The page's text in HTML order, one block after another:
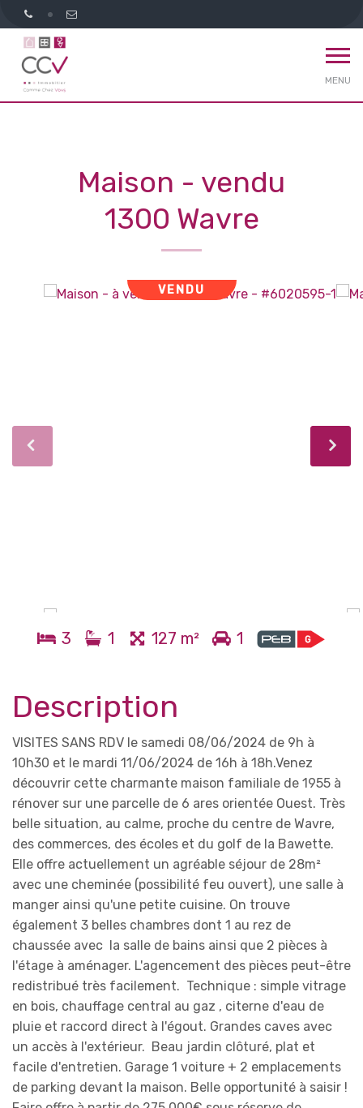
MENU
Maison - vendu
1300 Wavre
VENDU
3 1 127 m² 1
Description
VISITES SANS RDV le samedi 08/06/2024 de 9h à
10h30 et le mardi 11/06/2024 de 16h à 18h.Venez
découvrir cette charmante maison familiale de 1955 à
rénover sur une parcelle de 6 ares orientée Ouest. Très
belle situation, au calme, proche du centre de Wavre,
des commerces, des écoles et du golf de la Bawette.
Elle offre actuellement un agréable séjour de 28m²
avec une cheminée (possibilité feu ouvert), une salle à
manger ainsi qu'une petite cuisine. On trouve
également 3 belles chambres dont 1 au rez de
chaussée avec la salle de bains ainsi que 2 pièces à
l'étage à aménager. L'agencement des pièces peut-être
redistribué très facilement. Technique : simple vitrage
en bois, chauffage central au gaz , citerne d'eau de
pluie et raccord direct à l'égout. Grandes caves avec
un accès à l'extérieur. Beau jardin clôturé, plat et
facile d'entretien. Garage 1 voiture + 2 emplacements
de parking devant la maison. Belle opportunité à saisir !